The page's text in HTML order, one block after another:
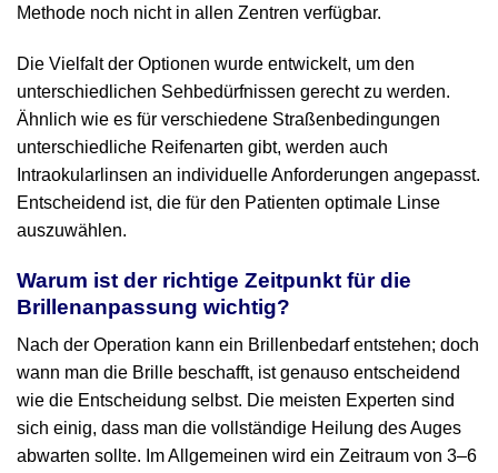
Methode noch nicht in allen Zentren verfügbar.
Die Vielfalt der Optionen wurde entwickelt, um den
unterschiedlichen Sehbedürfnissen gerecht zu werden.
Ähnlich wie es für verschiedene Straßenbedingungen
unterschiedliche Reifenarten gibt, werden auch
Intraokularlinsen an individuelle Anforderungen angepasst.
Entscheidend ist, die für den Patienten optimale Linse
auszuwählen.
Warum ist der richtige Zeitpunkt für die
Brillenanpassung wichtig?
Nach der Operation kann ein Brillenbedarf entstehen; doch
wann man die Brille beschafft, ist genauso entscheidend
wie die Entscheidung selbst. Die meisten Experten sind
sich einig, dass man die vollständige Heilung des Auges
abwarten sollte. Im Allgemeinen wird ein Zeitraum von 3–6